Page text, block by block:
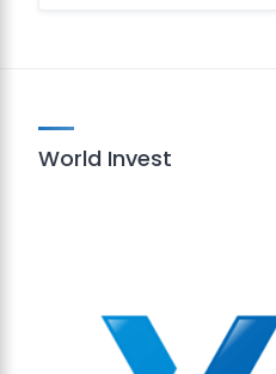
World Invest